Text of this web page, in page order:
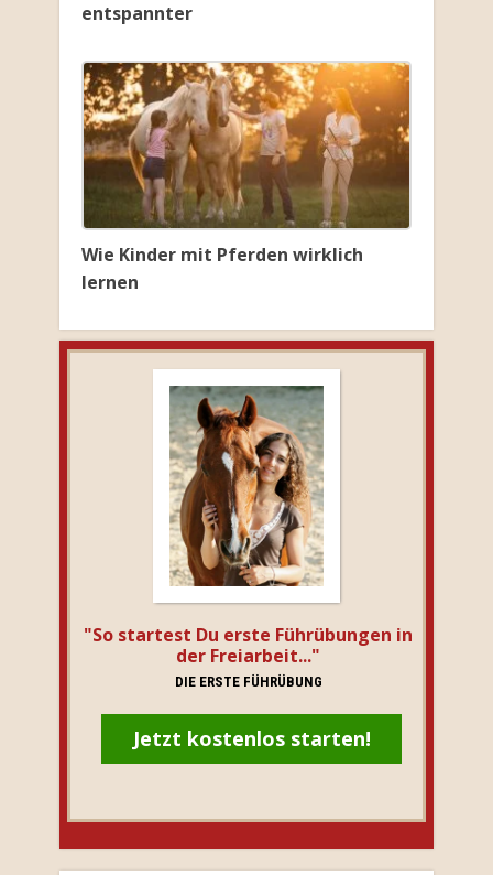
entspannter
Wie Kinder mit Pferden wirklich
lernen
"So startest Du erste Führübungen in
der Freiarbeit..."
DIE ERSTE FÜHRÜBUNG
Jetzt kostenlos starten!